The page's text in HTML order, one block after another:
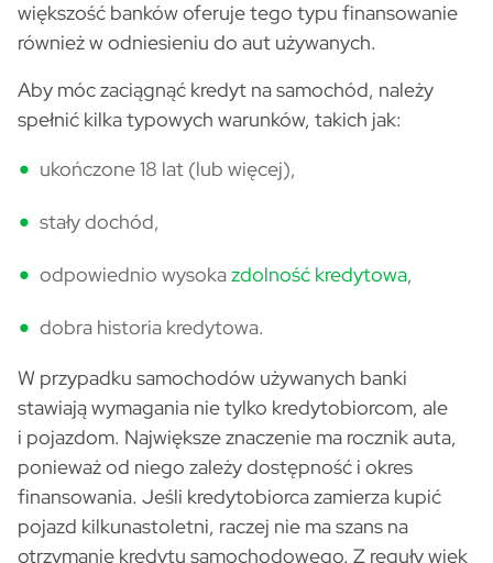
większość banków oferuje tego typu finansowanie
również w odniesieniu do aut używanych.
Aby móc zaciągnąć kredyt na samochód, należy
spełnić kilka typowych warunków, takich jak:
ukończone 18 lat (lub więcej),
stały dochód,
odpowiednio wysokazdolność kredytowa,
dobra historia kredytowa.
W przypadku samochodów używanych banki
stawiają wymagania nie tylko kredytobiorcom, ale
i pojazdom. Największe znaczenie ma rocznik auta,
ponieważ od niego zależy dostępność i okres
finansowania. Jeśli kredytobiorca zamierza kupić
pojazd kilkunastoletni, raczej nie ma szans na
otrzymanie kredytu samochodowego. Z reguły wiek